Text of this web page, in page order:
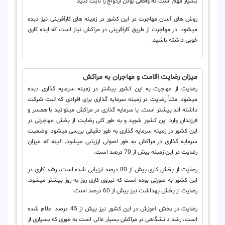
روش های آسان مهاجرت در این کشور در زمینه های کارآفرینی نیز دیده
می‎شود. در مهاجرت از طریق کارآفرینی در مراکش نیاز است که ایده کاری
خوبی داشته باشید.
میزان رضایت اقامت و مهاجران به مراکش
رضایت از مهاجرت به این کشور بیشتر در زمینه سرمایه گذاری دیده
می‎شود. مثلاً رضایت در زمینه سرمایه گذاری برای افرادی که ثبت شرکت
داشته اند بیشتر است. با سرمایه گذاری در مراکش می‎توانید با همسر و
فرزندان وارد این کشور شوید و به طور کلی رضایت از بخش مهاجرتی در
این کشور در زمینه سرمایه گذاری به طور دقیقی بررسی می‎شود. وضعیت
سرمایه گذاری در مراکش به طور اصولی ارزیابی می‎شود. البته که میزان
رضایت در این زمینه بیش از 70 درصد است.
رضایت از بخش کاری بیش از 80 درصد ارزیابی شده است، رشد کاری در
این کشور به صورتی بوده است که نیروی کاری روز به روز بیشتر می‎شود.
رضایت از بخش بهداشت نیز بیش از 60 درصد است.
رضایت در بخش آموزش در این کشور نیز بیش از 45 درصد اعلام شده
است، رشد دانشگاهی در مراکش بسیار عالی است به طوری که بسیاری از